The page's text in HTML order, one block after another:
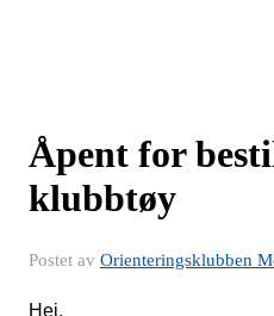
Åpent for
klubbtøy
Postet av Orienteringsklubben
Hei.